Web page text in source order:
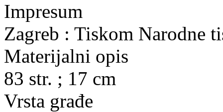
Impresum
Zagreb : Tiskom Narodne
Materijalni opis
83 str. ; 17 cm
Vrsta građe